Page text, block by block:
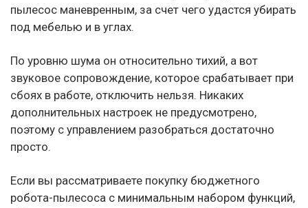
пылесос маневренным, за счет чего удастся убирать
под мебелью и в углах.
По уровню шума он относительно тихий, а вот
звуковое сопровождение, которое срабатывает при
сбоях в работе, отключить нельзя. Никаких
дополнительных настроек не предусмотрено,
поэтому с управлением разобраться достаточно
просто.
Если вы рассматриваете покупку бюджетного
робота-пылесоса с минимальным набором функций,